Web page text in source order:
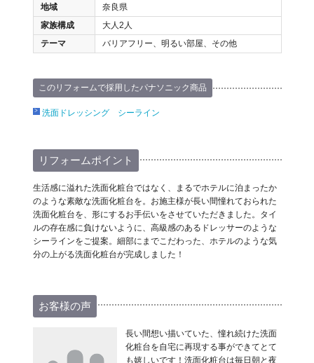
地域
奈良県
家族構成
大人2人
テーマ
バリアフリー、明るい部屋、その他
このリフォームで採用したパナソニック商品
洗面ドレッシング シーライン
リフォームポイント
生活感に溢れた洗面化粧台ではなく、まるでホテルに泊まったか
のような素敵な洗面化粧台を。お施主様が長い間憧れておられた
洗面化粧台を、形にするお手伝いをさせていただきました。タイ
ルの存在感に負けないように、高級感のあるドレッサーのような
シーラインをご提案。細部にまでこだわった、ホテルのような気
分の上がる洗面化粧台が完成しました！
お客様の声
長い間想い描いていた、憧れ続けた洗面
化粧台を自宅に再現する事ができてとて
も嬉しいです！洗面化粧台は毎日朝と夜